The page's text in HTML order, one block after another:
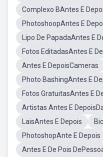
Complexo BAntes E
PhotoshoopAntes E
Lipo De PapadaAntes E
Fotos EditadasAntes E
Antes E DepoisCameras
Photo BashingAntes E
Fotos GratuitasAntes E
Artistas Antes E
LaisAntes E Depois
PhotoshopAnte E Depois
Antes E De Pois